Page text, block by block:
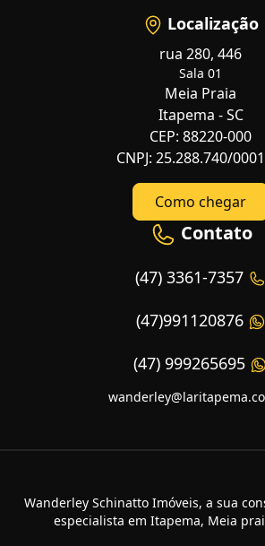
Localização
rua 280, 446
Sala 01
Meia Praia
Itapema - SC
CEP: 88220-000
CNPJ: 25.288.740/
Como chegar
Contato
(47) 3361-7357
(47)991120876
(47) 999265695
Wanderley Schinatto Imóveis, a sua
especialista em Itapema, Meia